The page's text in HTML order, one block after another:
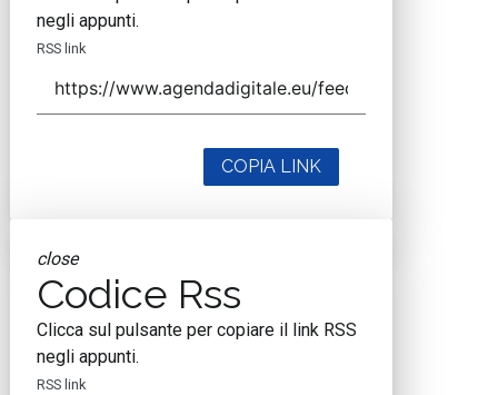
negli appunti.
RSS link
COPIA LINK
close
Codice Rss
Clicca sul pulsante per copiare il link RSS
negli appunti.
RSS link